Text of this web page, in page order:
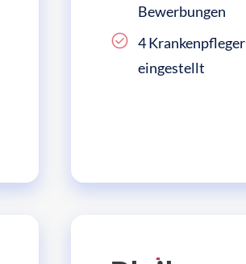
Bewerbungen
4 Krankenpfleger
eingestellt